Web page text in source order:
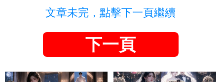
文章未完，點擊下一頁繼續
下一頁